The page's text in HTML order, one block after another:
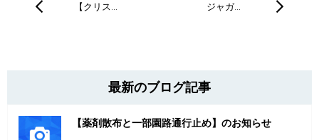
【クリス… ジャガ…
最新のブログ記事
【薬剤散布と一部園路通行止め】のお知らせ